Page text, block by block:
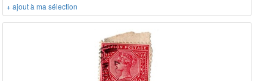
+ ajout à ma sélection